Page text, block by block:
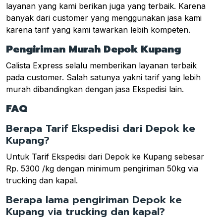
layanan yang kami berikan juga yang terbaik. Karena
banyak dari customer yang menggunakan jasa kami
karena tarif yang kami tawarkan lebih kompeten.
Pengiriman Murah Depok Kupang
Calista Express selalu memberikan layanan terbaik
pada customer. Salah satunya yakni tarif yang lebih
murah dibandingkan dengan jasa Ekspedisi lain.
FAQ
Berapa Tarif Ekspedisi dari Depok ke
Kupang?
Untuk Tarif Ekspedisi dari Depok ke Kupang sebesar
Rp. 5300 /kg dengan minimum pengiriman 50kg via
trucking dan kapal.
Berapa lama pengiriman Depok ke
Kupang via trucking dan kapal?